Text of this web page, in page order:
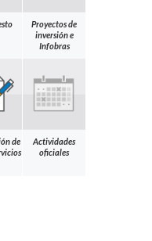
Proyectos de
inversión e
Infobras
de
Actividades
oficiales